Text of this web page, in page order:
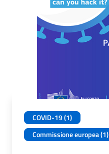
COVID-19 (1)
Commissione europea (1)